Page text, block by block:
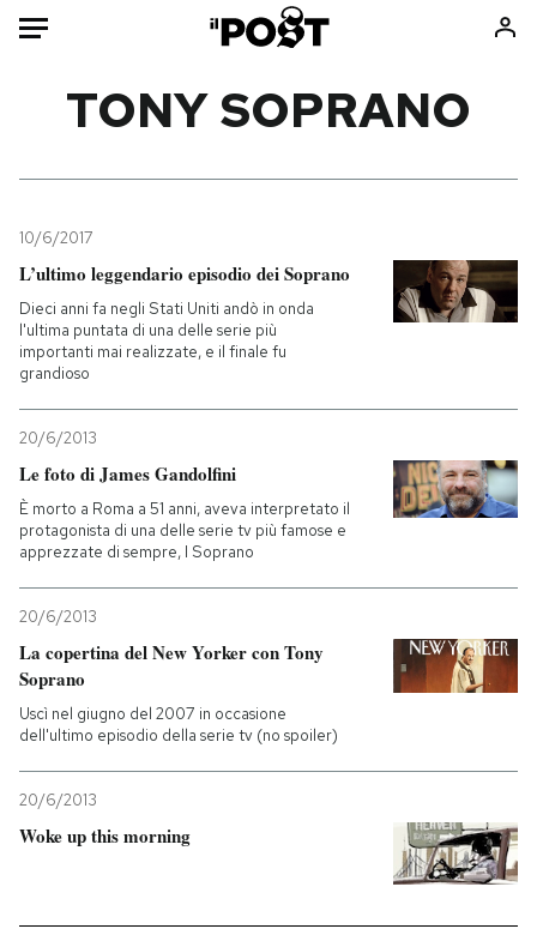
Mondo
Politica
Tecnologia
Internet
Scienza
Cultura
Economia
Sport
Consumismi
Storie/Idee
Europa
Mondiali calcio 2026
PODCAST
NEWSLETTER
I MIEI PREFERITI
TONY SOPRANO
10/6/2017
L’ultimo leggendario episodio dei Soprano
Dieci anni fa negli Stati Uniti andò in onda
l'ultima puntata di una delle serie più
importanti mai realizzate, e il finale fu
grandioso
20/6/2013
Le foto di James Gandolfini
È morto a Roma a 51 anni, aveva interpretato il
protagonista di una delle serie tv più famose e
apprezzate di sempre, I Soprano
20/6/2013
La copertina del New Yorker con Tony
Soprano
Uscì nel giugno del 2007 in occasione
dell'ultimo episodio della serie tv (no spoiler)
20/6/2013
Woke up this morning